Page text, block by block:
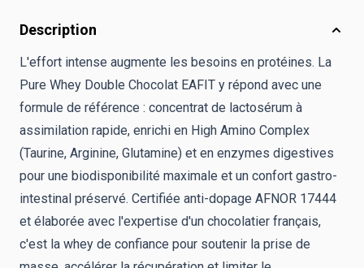
Description
L'effort intense augmente les besoins en protéines. La
Pure Whey Double Chocolat EAFIT y répond avec une
formule de référence : concentrat de lactosérum à
assimilation rapide, enrichi en High Amino Complex
(Taurine, Arginine, Glutamine) et en enzymes digestives
pour une biodisponibilité maximale et un confort gastro-
intestinal préservé. Certifiée anti-dopage AFNOR 17444
et élaborée avec l'expertise d'un chocolatier français,
c'est la whey de confiance pour soutenir la prise de